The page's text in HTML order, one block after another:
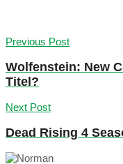
Previous Post
Wolfenstein: New
Titel?
Next Post
Dead Rising 4